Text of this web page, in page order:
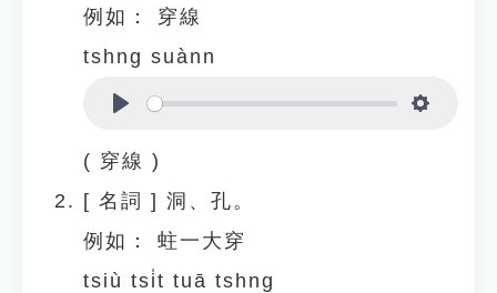
例如：
穿線
tshng suànn
( 穿線 )
[ 名詞 ] 洞、孔。
例如：
蛀一大穿
tsiù tsi̍t tuā tshng